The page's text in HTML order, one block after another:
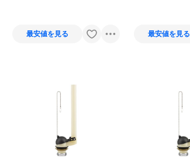
最安値を見る 最安値を見る